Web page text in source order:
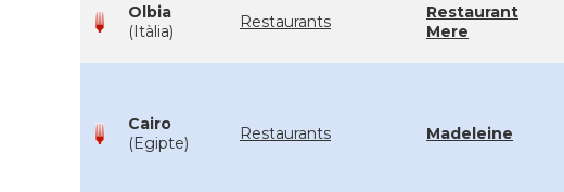
Olbia
(Itàlia)
Restaurants
Restaurant
Mere
Cairo
(Egipte)
Restaurants Madeleine